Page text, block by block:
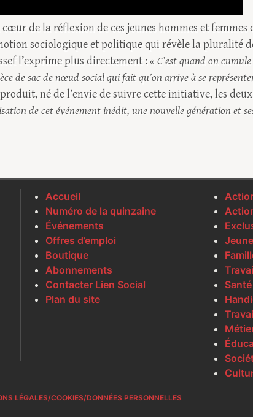
de la réflexion de ces jeunes hommes et
sociologique et politique qui révèle la pluralité
l’exprime plus directement : « C’est quand on
de sac de nœud social qui fait qu’on arrive à se
né de l’envie de suivre cette initiative, les
de cet événement inédit, une nouvelle génération et
Accueil
Numéro de la quinzaine
Événements
Offres d’emploi
Boutique
Abonnements
Contacter Lien Social
Plan du site
Santé
LÉGALES/COOKIES/DONNÉES PERSONNELLES